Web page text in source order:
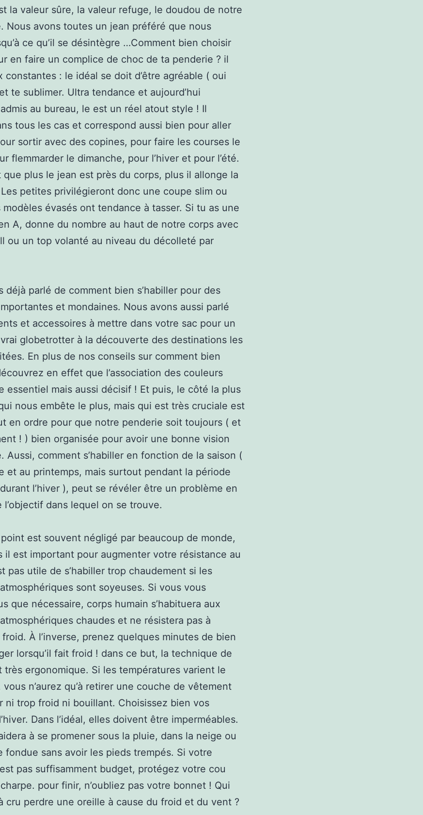
la valeur sûre, la valeur refuge, le doudou de notre
Nous avons toutes un jean préféré que nous
ce qu’il se désintègre …Comment bien choisir
en faire un complice de choc de ta penderie ? il
constantes : le idéal se doit d’être agréable ( oui
te sublimer. Ultra tendance et aujourd’hui
au bureau, le est un réel atout style ! Il
tous les cas et correspond aussi bien pour aller
sortir avec des copines, pour faire les courses le
flemmarder le dimanche, pour l’hiver et pour l’été.
que plus le jean est près du corps, plus il allonge la
petites privilégieront donc une coupe slim ou
modèles évasés ont tendance à tasser. Si tu as une
A, donne du nombre au haut de notre corps avec
ou un top volanté au niveau du décolleté par
déjà parlé de comment bien s’habiller pour des
et mondaines. Nous avons aussi parlé
et accessoires à mettre dans votre sac pour un
globetrotter à la découverte des destinations les
En plus de nos conseils sur comment bien
en effet que l’association des couleurs
essentiel mais aussi décisif ! Et puis, le côté la plus
nous embête le plus, mais qui est très cruciale est
en ordre pour que notre penderie soit toujours ( et
! ) bien organisée pour avoir une bonne vision
Aussi, comment s’habiller en fonction de la saison (
et au printemps, mais surtout pendant la période
l’hiver ), peut se révéler être un problème en
dans lequel on se trouve.
est souvent négligé par beaucoup de monde,
il est important pour augmenter votre résistance au
pas utile de s’habiller trop chaudement si les
sont soyeuses. Si vous vous
que nécessaire, corps humain s’habituera aux
chaudes et ne résistera pas à
froid. À l’inverse, prenez quelques minutes de bien
lorsqu’il fait froid ! dans ce but, la technique de
très ergonomique. Si les températures varient le
vous n’aurez qu’à retirer une couche de vêtement
ni trop froid ni bouillant. Choisissez bien vos
Dans l’idéal, elles doivent être imperméables.
à se promener sous la pluie, dans la neige ou
fondue sans avoir les pieds trempés. Si votre
pas suffisamment budget, protégez votre cou
pour finir, n’oubliez pas votre bonnet ! Qui
cru perdre une oreille à cause du froid et du vent ?